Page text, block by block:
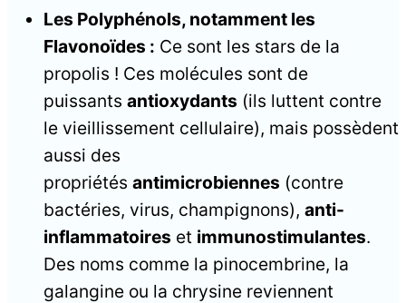
Les Polyphénols, notamment les
Flavonoïdes : Ce sont les stars de la
propolis ! Ces molécules sont de
puissants antioxydants (ils luttent contre
le vieillissement cellulaire), mais possèdent
aussi des
propriétés antimicrobiennes (contre
bactéries, virus, champignons), anti-
inflammatoires et immunostimulantes.
Des noms comme la pinocembrine, la
galangine ou la chrysine reviennent